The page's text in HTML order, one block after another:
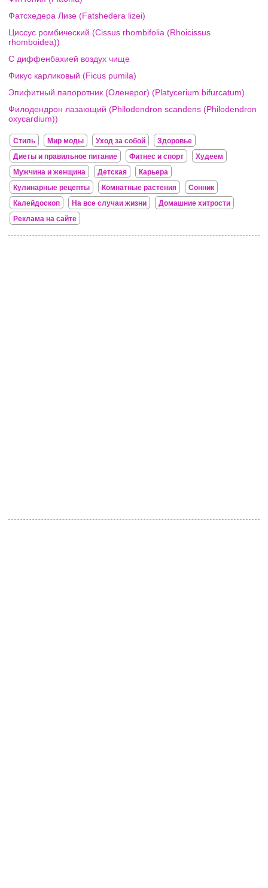
Фатсхедера Лизе (Fatshedera lizei)
Циссус ромбический (Cissus rhombifolia (Rhoicissus
rhomboidea))
С диффенбахией воздух чище
Фикус карликовый (Ficus pumila)
Эпифитный папоротник (Оленерог) (Platycerium bifurcatum)
Филодендрон лазающий (Philodendron scandens (Philodendron
oxycardium))
Стиль Мир моды Уход за собой
Здоровье
Диеты и правильное питание
Фитнес и спорт
Худеем
Мужчина и женщина
Детская
Карьера
Кулинарные рецепты
Комнатные растения
Сонник
Калейдоскоп
На все случаи жизни
Домашние хитрости
Реклама на сайте